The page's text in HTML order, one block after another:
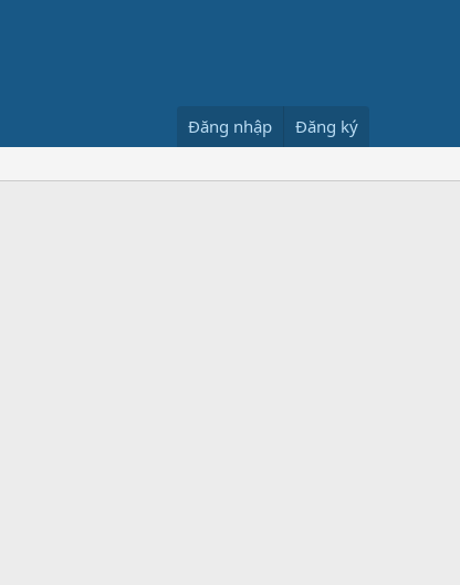
Đăng nhập Đăng ký